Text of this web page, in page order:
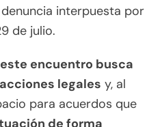
interpuesta por
de julio.
este encuentro busca
legales y, al
para acuerdos que
de forma